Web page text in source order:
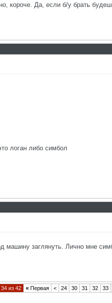
короче. Да, если б/у брать
логан либо симбол
машину заглянуть. Лично мне
из 42 « Первая < 24 30 31 32 33